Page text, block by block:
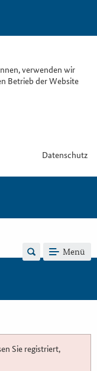
verwenden wir
Betrieb der Website
Datenschutz
Menü
Sie registriert,